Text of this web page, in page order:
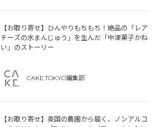
【お取り寄せ】ひんやりもちもち！絶品の「レア
チーズの水まんじゅう」を生んだ「中津菓子かね
い」のストーリー
CAKE.TOKYO編集部
【お取り寄せ】英国の農園から届く、ノンアルコ